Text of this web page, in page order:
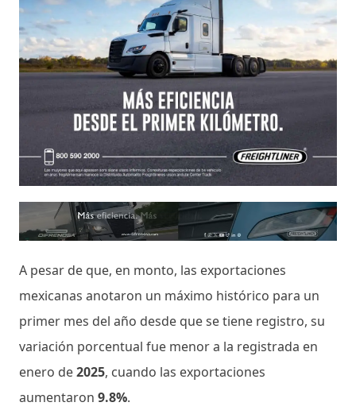
A pesar de que, en monto, las exportaciones
mexicanas anotaron un máximo histórico para un
primer mes del año desde que se tiene registro, su
variación porcentual fue menor a la registrada en
enero de2025, cuando las exportaciones
aumentaron 9.8%.